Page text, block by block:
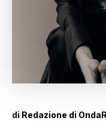
di Redazione di